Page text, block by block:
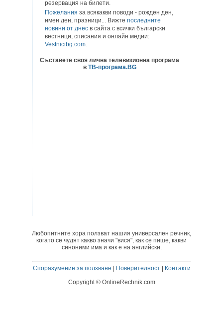
резервация на билети.
Пожелания за всякакви поводи - рожден ден,
имен ден, празници... Вижте последните
новини от днес в сайта с всички български
вестници, списания и онлайн медии:
Vestnicibg.com.
Съставете своя лична телевизионна програма
в ТВ-програма.BG
Любопитните хора ползват нашия универсален речник,
когато се чудят какво значи "вися", как се пише, какви
синоними има и как е на английски.
Споразумение за ползване Поверителност|
Контакти
Copyright © OnlineRechnik.com